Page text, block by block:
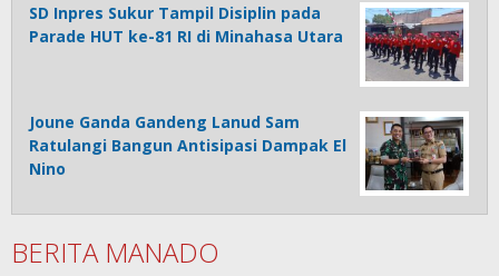
SD Inpres Sukur Tampil Disiplin pada
Parade HUT ke-81 RI di Minahasa Utara
Joune Ganda Gandeng Lanud Sam
Ratulangi Bangun Antisipasi Dampak El
Nino
BERITA MANADO